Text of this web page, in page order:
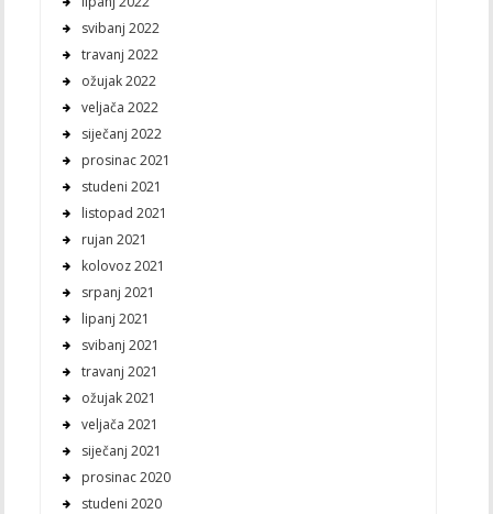
svibanj 2022
travanj 2022
ožujak 2022
veljača 2022
siječanj 2022
prosinac 2021
studeni 2021
listopad 2021
rujan 2021
kolovoz 2021
srpanj 2021
lipanj 2021
svibanj 2021
travanj 2021
ožujak 2021
veljača 2021
siječanj 2021
prosinac 2020
studeni 2020